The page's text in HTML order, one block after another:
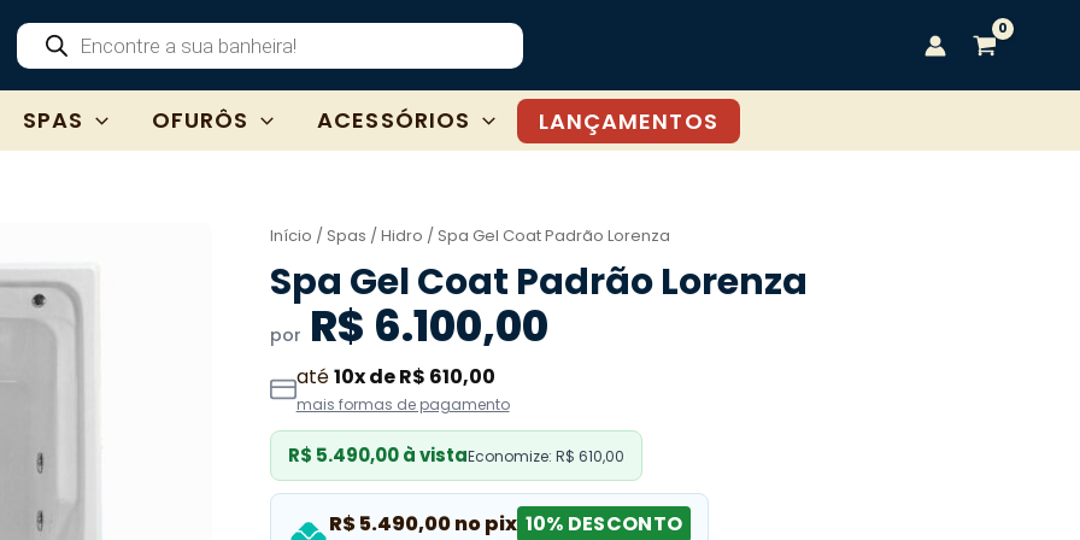
Pesquisar
produtos
SPAS OFURÔS ACESSÓRIOS LANÇAMENTOS
Início / Spas /Hidro / Spa Gel Coat Padrão Lorenza
Spa Gel Coat Padrão Lorenza
por R$ 6.100,00
até10x de R$ 610,00
mais formas de pagamento
R$ 5.490,00 à vistaEconomize: R$ 610,00
R$ 5.490,00 no pix 10% DESCONTO